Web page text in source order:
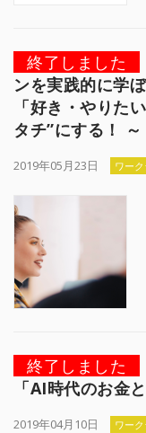
終了しました
ンを実践的に学
「好き・やりた
タチ”にする！
2019年05月23日 ワー
終了しました
「AI時代のお金
2019年04月10日 ワー